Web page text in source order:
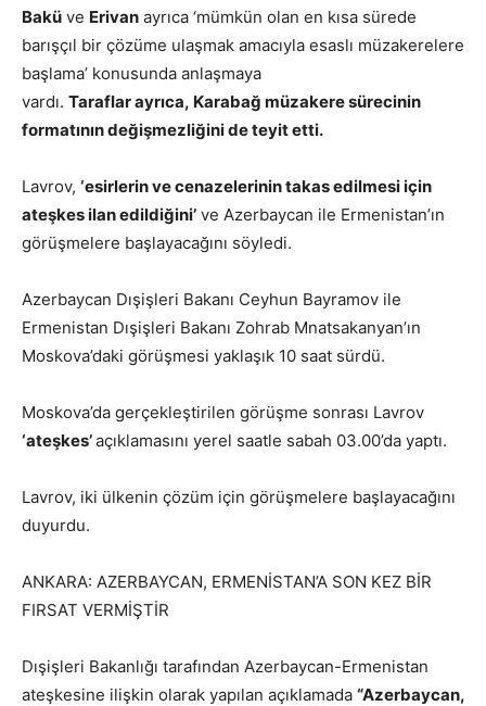
Bakü ve Erivan ayrıca ‘mümkün olan en kısa sürede
barışçıl bir çözüme ulaşmak amacıyla esaslı müzakerelere
başlama’ konusunda anlaşmaya
vardı. Taraflar ayrıca, Karabağ müzakere sürecinin
formatının değişmezliğini de teyit etti.
Lavrov, ‘esirlerin ve cenazelerinin takas edilmesi için
ateşkes ilan edildiğini’ ve Azerbaycan ile Ermenistan’ın
görüşmelere başlayacağını söyledi.
Azerbaycan Dışişleri Bakanı Ceyhun Bayramov ile
Ermenistan Dışişleri Bakanı Zohrab Mnatsakanyan’ın
Moskova’daki görüşmesi yaklaşık 10 saat sürdü.
Moskova’da gerçekleştirilen görüşme sonrası Lavrov
‘ateşkes’açıklamasını yerel saatle sabah 03.00’da yaptı.
Lavrov, iki ülkenin çözüm için görüşmelere başlayacağını
duyurdu.
ANKARA: AZERBAYCAN, ERMENİSTAN’A SON KEZ BİR
FIRSAT VERMİŞTİR
Dışişleri Bakanlığı tarafından Azerbaycan-Ermenistan
ateşkesine ilişkin olarak yapılan açıklamada “Azerbaycan,